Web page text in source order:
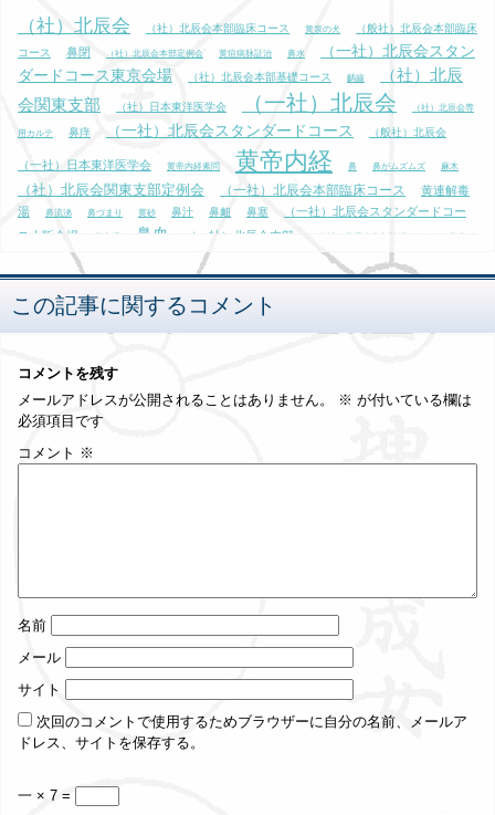
（社）北辰会 （社）北辰会本部臨床コース 黄泉の犬
（般社）北辰会本部臨床
コース
鼻閉 （社）北辰会本部定例会 黄疸病脉証治 鼻水
（一社）北辰会スタン
ダードコース東京会場
（社）北辰会本部基礎コース 齲齒
（社）北辰
会関東支部
（社）日本東洋医学会 （一社）北辰会 （社）北辰会専
用カルテ 鼻痒 （一社）北辰会スタンダードコース （般社）北辰会
（一社）日本東洋医学会 黄帝内経素問 黄帝内経 鼻 鼻がムズムズ 麻木
（社）北辰会関東支部定例会 （一社）北辰会本部臨床コース
黄連解毒
湯
鼻流涕 鼻づまり 黄砂 鼻汁 鼻衄 鼻塞
（一社）北辰会スタンダードコー
ス大阪会場
鼻血 （一社）北辰会本部
（社）北辰会定例会 （一社）北辰会エキスパートコース大阪会場
（一社）北
辰会エキスパートコース
龍 黒田源次 （般社）北辰会関東支部 麻酔
（一社）北辰会関東支部 黄疸 黄帝内経霊枢
この記事に関するコメント
コメントを残す
メールアドレスが公開されることはありません。
※ が付いている欄は
必須項目です
コメント ※
名前
メール
サイト
次回のコメントで使用するためブラウザーに自分の名前、メールア
ドレス、サイトを保存する。
一 × 7 =